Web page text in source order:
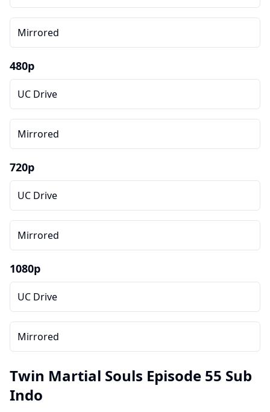
Mirrored
480p
UC Drive
Mirrored
720p
UC Drive
Mirrored
1080p
UC Drive
Mirrored
Twin Martial Souls Episode 55 Sub
Indo